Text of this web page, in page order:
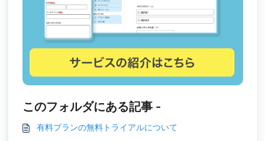
このフォルダにある記事 -
有料プランの無料トライアルについて